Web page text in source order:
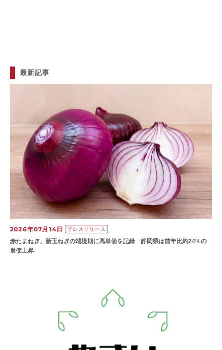
最新記事
2026年07月14日 プレスリリース
赤たまねぎ、新玉ねぎの端境期に高単価を記録 静岡県は前年比約24%の
単価上昇